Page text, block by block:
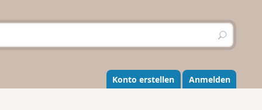
S
u
h
e
n
Konto erstellen Anmelden